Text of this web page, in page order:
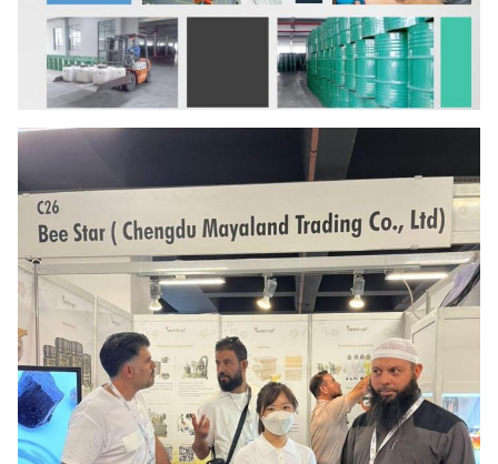
04 HMF
Der Anteil an
der
05 G/100 g
06 G/100 g
Schokolade G/100 g
08 F/G / 1.1
09
Gesamtzahl
der Kolonien
CFU/g 50
10
Coliform-
Gruppe
MPN/g <